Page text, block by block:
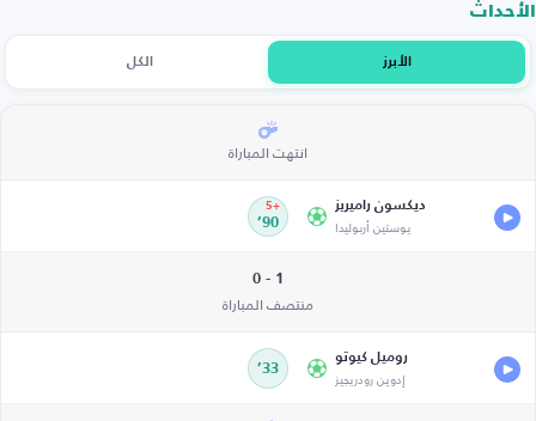
الأحداث
الأبرز الكل
انتهت المباراة
ديكسون راميريز
يوستين أربوليدا 90’
+5
1 - 0
منتصف المباراة
روميل كيوتو
إدوين رودريجيز 33’